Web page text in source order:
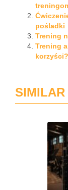
pośladki
Trening
Trening
korzyści?
SIMILAR